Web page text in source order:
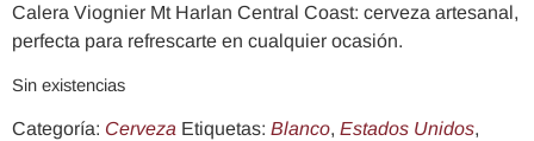
Calera Viognier Mt Harlan Central Coast: cerveza artesanal,
perfecta para refrescarte en cualquier ocasión.
Sin existencias
Categoría: Cerveza Etiquetas: Blanco, Estados Unidos,